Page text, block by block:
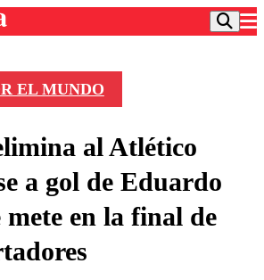
TV
Colo
Social
EL MUNDO
al Atlético
a gol de Eduardo
mete en la final de